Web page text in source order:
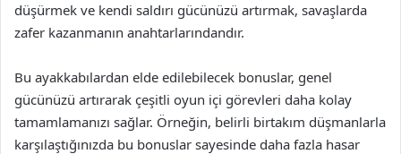
düşürmek ve kendi saldırı gücünüzü artırmak, savaşlarda
zafer kazanmanın anahtarlarındandır.
Bu ayakkabılardan elde edilebilecek bonuslar, genel
gücünüzü artırarak çeşitli oyun içi görevleri daha kolay
tamamlamanızı sağlar. Örneğin, belirli birtakım düşmanlarla
karşılaştığınızda bu bonuslar sayesinde daha fazla hasar